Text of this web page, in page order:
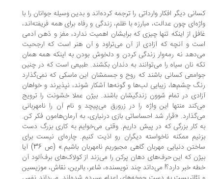
دیگر افکار وارداتی را ترجمه کرده‌اند و بدین وسیله جوانان را با
چون عدالت، مبارزه با ظلم، زندگی و رفاه برای همه فریفته‌اند،
از اینکه تنها چیزی که برایشان اهمیت ندارد، مغز و ذهن آدمی
و آنچه که آزادی از آن می‌تراود و آن هنر است که ارجحیت
نه رمه‌وار زندگی کردن و دلخوش بودن به اینکه همه همان
نان سیاه را می‌توانند به دندان بکشند. طبیعی است که در چنین
کسانی باشند که روح و جسمشان این ماسکی که نمی‌گذارد
چشم‌ها، زیبایی لب‌ها و گونه‌ها آشکار شوند، نپذیرند و خواهان
در تمام شوون زندگیشان باشند. بیژن عملا خشونت را ترویج
منتها این واژه را در زرورق می‌پیچد و نام آن را نامهربانی
«قرار شد احساساتی بازی درنیاری، به آرمان‌هامون فکر کن.
کار بزرگی که در پیش داریم. وقتی می‌خوایم به کاری بزرگ دست
ممکنه ناخواسته دیگران رو اذیت کنیم. چاره‌ای نیست برای
ساختن دنیایی مهربان گاهی مجبوریم نامهربان باشیم.» (ص 36) آیا
که این حرف‌های دهان پرکن را می‌زند از کولاک‌های برف‌آلود آن
خبر دارد؟! می‌داند چند نویسنده، شاعر، بالرین، نقاش، موزیسین